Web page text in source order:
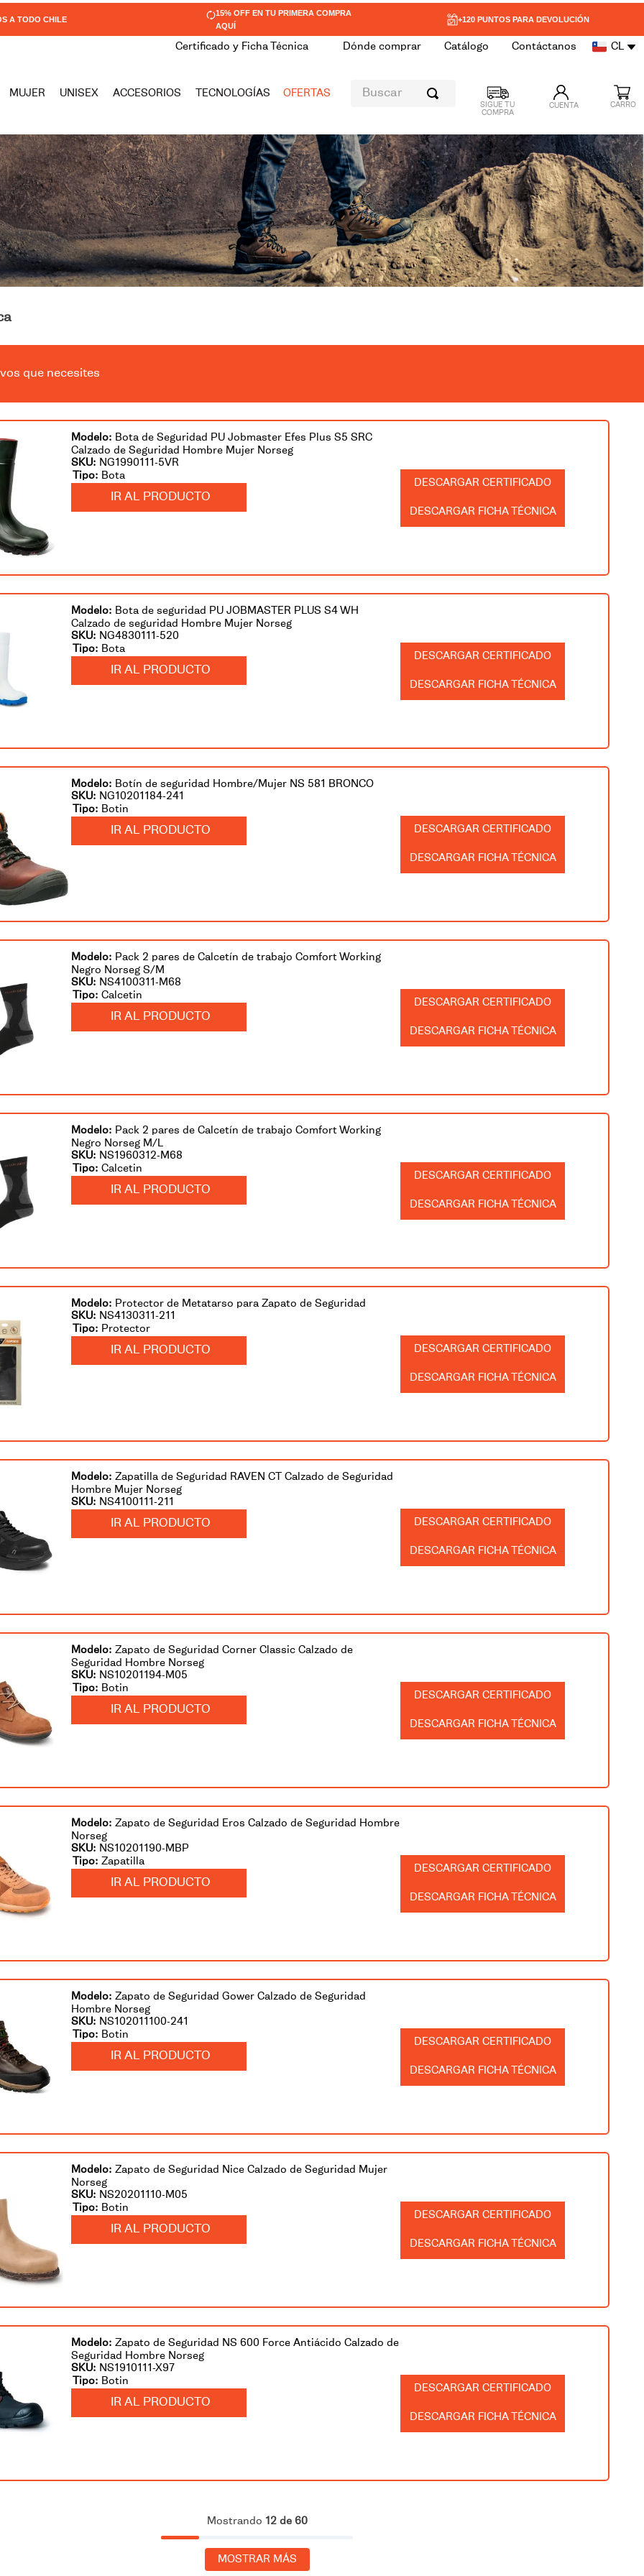
A TODO CHILE
15% OFF EN TU PRIMERA COMPRA
AQUÍ
+120 PUNTOS PARA DEVOLUCIÓN
Certificado y Ficha Técnica Dónde comprar Catálogo Contáctanos CL
MUJER UNISEX ACCESORIOS TECNOLOGÍAS OFERTAS
Buscar
CUENTA
que necesites
Bota de Seguridad PU Jobmaster Efes Plus S5 SRC
Calzado de Seguridad Hombre Mujer Norseg
SKU: NG1990111-5VR
Bota
IR AL PRODUCTO
CERTIFICADO
FICHA TÉCNICA
Bota de seguridad PU JOBMASTER PLUS S4 WH
Calzado de seguridad Hombre Mujer Norseg
SKU: NG4830111-520
Bota
IR AL PRODUCTO
CERTIFICADO
FICHA TÉCNICA
Botín de seguridad Hombre/Mujer NS 581 BRONCO
SKU: NG10201184-241
Botin
IR AL PRODUCTO CERTIFICADO
FICHA TÉCNICA
Pack 2 pares de Calcetín de trabajo Comfort Working
Negro Norseg S/M
SKU: NS4100311-M68
Calcetin
IR AL PRODUCTO
CERTIFICADO
FICHA TÉCNICA
Pack 2 pares de Calcetín de trabajo Comfort Working
Negro Norseg M/L
SKU: NS1960312-M68
Calcetin
IR AL PRODUCTO
CERTIFICADO
FICHA TÉCNICA
Protector de Metatarso para Zapato de Seguridad
SKU: NS4130311-211
Protector
IR AL PRODUCTO CERTIFICADO
FICHA TÉCNICA
Zapatilla de Seguridad RAVEN CT Calzado de Seguridad
Hombre Mujer Norseg
SKU: NS4100111-211
IR AL PRODUCTO CERTIFICADO
FICHA TÉCNICA
Zapato de Seguridad Corner Classic Calzado de
Seguridad Hombre Norseg
SKU: NS10201194-M05
Botin
IR AL PRODUCTO
CERTIFICADO
FICHA TÉCNICA
Zapato de Seguridad Eros Calzado de Seguridad Hombre
Norseg
SKU: NS10201190-MBP
Zapatilla
IR AL PRODUCTO
CERTIFICADO
FICHA TÉCNICA
Zapato de Seguridad Gower Calzado de Seguridad
Hombre Norseg
SKU: NS102011100-241
Botin
IR AL PRODUCTO
CERTIFICADO
FICHA TÉCNICA
Zapato de Seguridad Nice Calzado de Seguridad Mujer
Norseg
SKU: NS20201110-M05
Botin
IR AL PRODUCTO
CERTIFICADO
FICHA TÉCNICA
Zapato de Seguridad NS 600 Force Antiácido Calzado de
Seguridad Hombre Norseg
SKU: NS1910111-X97
Botin
IR AL PRODUCTO
CERTIFICADO
FICHA TÉCNICA
Mostrando 12 de 60
MOSTRAR MÁS
rhino
calcetín
zapato seguridad hombre
zapatos seguridad mujer
ontario
lisboa
katrina
chaleco lópez
570